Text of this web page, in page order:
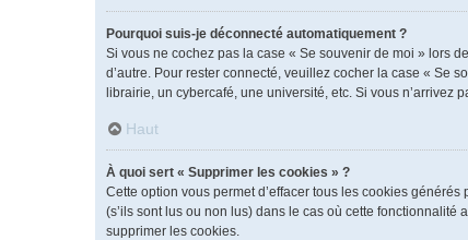
Pourquoi suis-je déconnecté automatiquement ?
Si vous ne cochez pas la case « Se souvenir de moi » lors
d’autre. Pour rester connecté, veuillez cocher la case « Se
librairie, un cybercafé, une université, etc. Si vous n’arrivez
Haut
À quoi sert « Supprimer les cookies » ?
Cette option vous permet d’effacer tous les cookies
(s’ils sont lus ou non lus) dans le cas où cette
supprimer les cookies.